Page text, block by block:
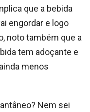
que a bebida
engordar e logo
noto também que a
tem adoçante e
menos
Nem sei